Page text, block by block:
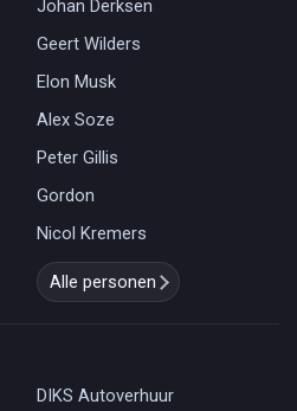
Johan Derksen
Geert Wilders
Elon Musk
Alex Soze
Peter Gillis
Gordon
Nicol Kremers
Alle personen
DIKS Autoverhuur